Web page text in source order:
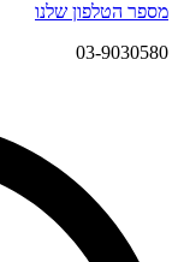
מספר הטלפון שלנו
03-9030580